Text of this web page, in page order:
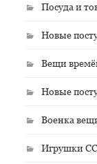
Посуда и
Новые
Вещи
Новые
Военка
Игрушки